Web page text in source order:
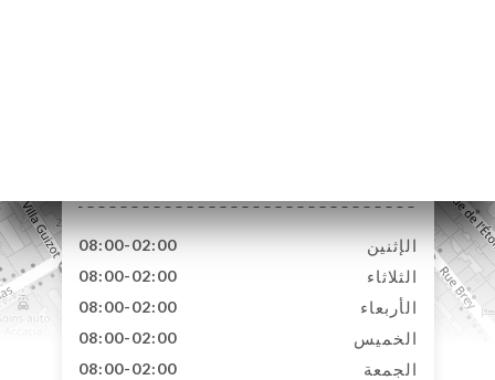
الإثنين 08:00-02:00
الثلاثاء 08:00-02:00
الأربعاء 08:00-02:00
الخميس 08:00-02:00
الجمعة 08:00-02:00